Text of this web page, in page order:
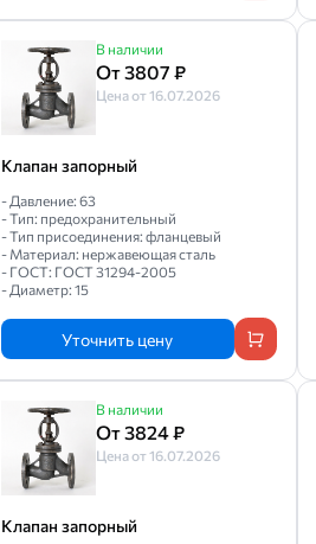
В наличии
От 3807 ₽
Цена от 16.07.2026
Клапан запорный
- Давление: 63
- Тип: предохранительный
- Тип присоединения: фланцевый
- Материал: нержавеющая сталь
- ГОСТ: ГОСТ 31294-2005
- Диаметр: 15
Уточнить цену
В наличии
От 3824 ₽
Цена от 16.07.2026
Клапан запорный